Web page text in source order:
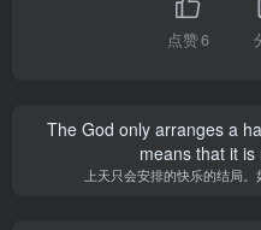
点赞6
The God only arranges a
means that it
上天只会安排的快乐的结局